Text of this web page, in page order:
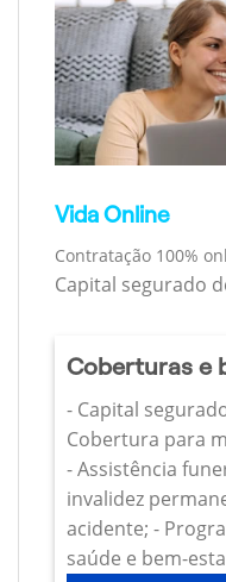
Vida Online
Contratação 100%
Capital segurado
Coberturas e
- Capital
Cobertura para
- Assistência
invalidez
acidente; -
saúde e bem-